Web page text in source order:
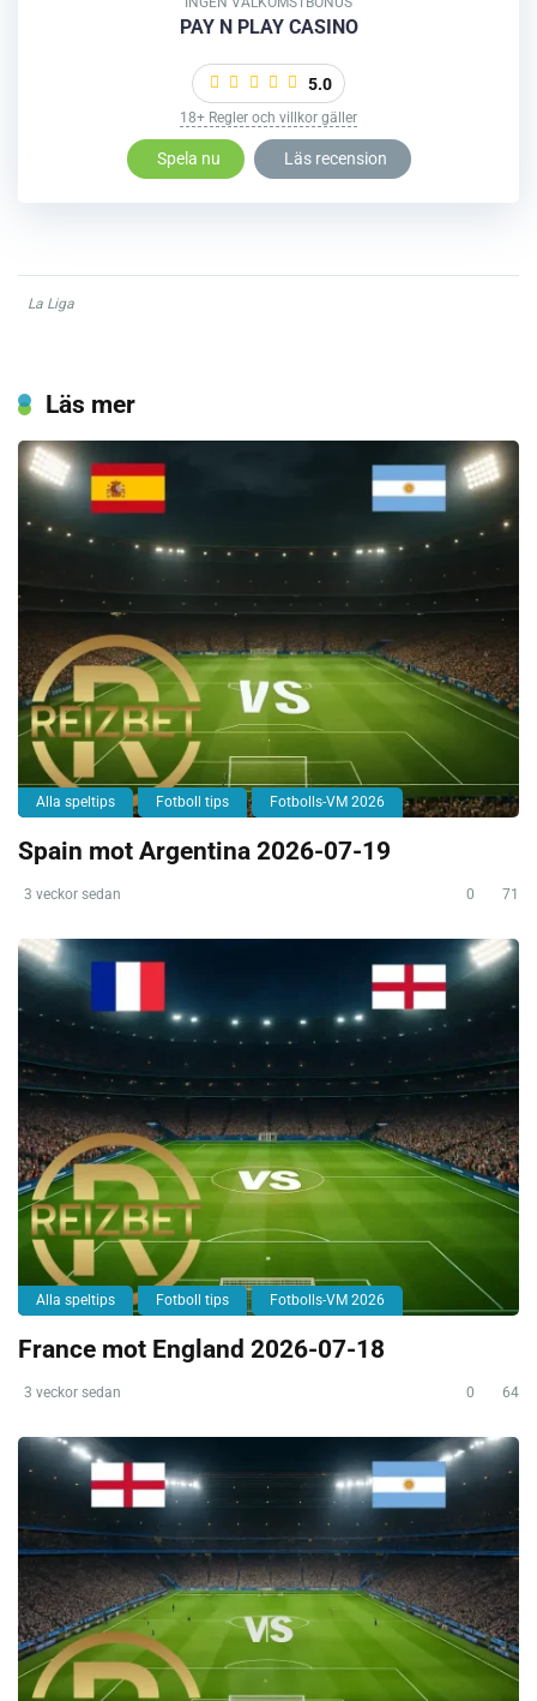
PAY N PLAY CASINO
5.0
18+ Regler och villkor gäller
Spela nu Läs recension
La Liga
Läs mer
Alla speltips Fotboll tips Fotbolls-VM 2026
Spain mot Argentina 2026-07-19
3 veckor sedan 0 71
Alla speltips Fotboll tips Fotbolls-VM 2026
France mot England 2026-07-18
3 veckor sedan 0 64